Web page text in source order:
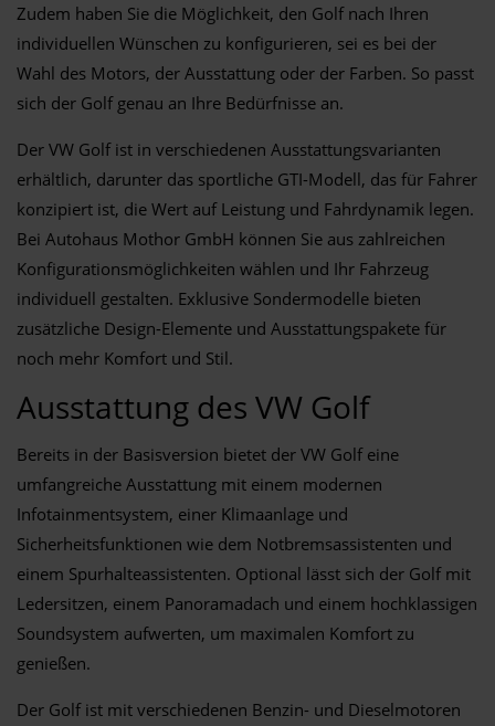
Zudem haben Sie die Möglichkeit, den Golf nach Ihren
individuellen Wünschen zu konfigurieren, sei es bei der
Wahl des Motors, der Ausstattung oder der Farben. So passt
sich der Golf genau an Ihre Bedürfnisse an.
Der VW Golf ist in verschiedenen Ausstattungsvarianten
erhältlich, darunter das sportliche GTI-Modell, das für Fahrer
konzipiert ist, die Wert auf Leistung und Fahrdynamik legen.
Bei Autohaus Mothor GmbH können Sie aus zahlreichen
Konfigurationsmöglichkeiten wählen und Ihr Fahrzeug
individuell gestalten. Exklusive Sondermodelle bieten
zusätzliche Design-Elemente und Ausstattungspakete für
noch mehr Komfort und Stil.
Ausstattung des VW Golf
Bereits in der Basisversion bietet der VW Golf eine
umfangreiche Ausstattung mit einem modernen
Infotainmentsystem, einer Klimaanlage und
Sicherheitsfunktionen wie dem Notbremsassistenten und
einem Spurhalteassistenten. Optional lässt sich der Golf mit
Ledersitzen, einem Panoramadach und einem hochklassigen
Soundsystem aufwerten, um maximalen Komfort zu
genießen.
Der Golf ist mit verschiedenen Benzin- und Dieselmotoren